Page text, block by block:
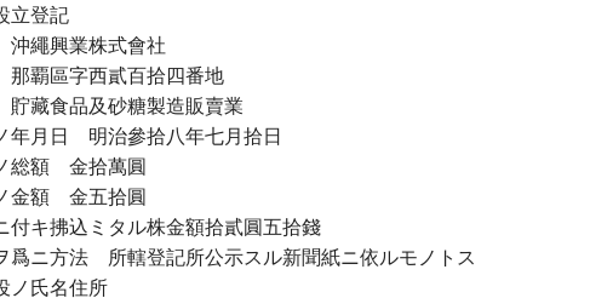
立登記
繩興業株式會社
覇區字西貳百拾四番地
藏食品及砂糖製造販賣業
月日 明治參拾八年七月拾日
総額 金拾萬圓
金額 金五拾圓
キ拂込ミタル株金額拾貳圓五拾錢
ニ方法 所轄登記所公示スル新聞紙ニ依ルモノトス
氏名住所